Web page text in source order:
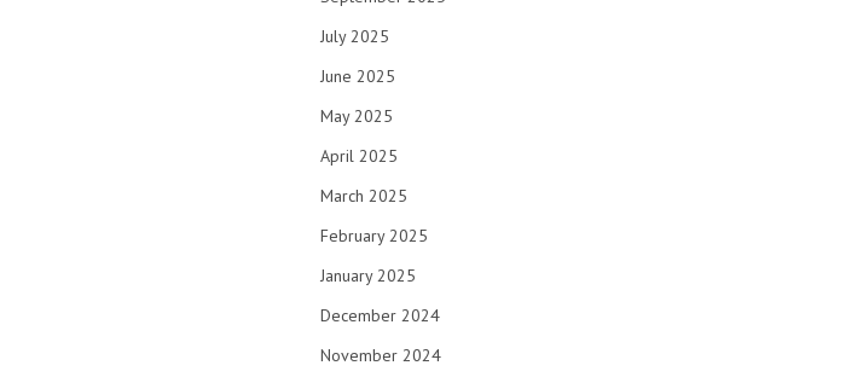
July 2025
June 2025
May 2025
April 2025
March 2025
February 2025
January 2025
December 2024
November 2024